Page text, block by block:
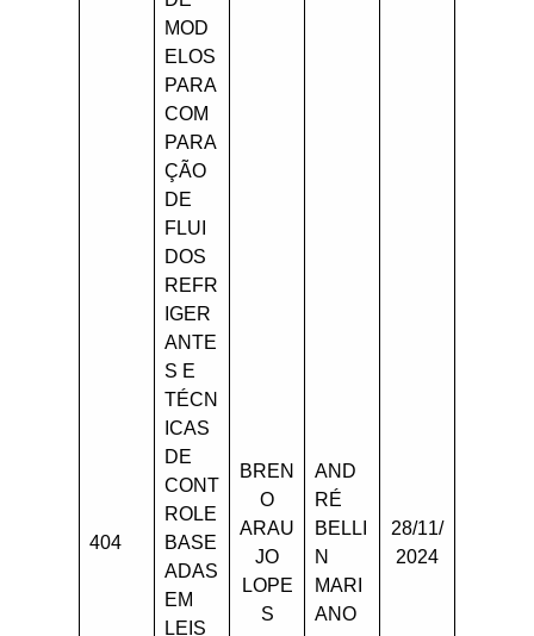
404
MOD
ELOS
PARA
COM
PARA
ÇÃO
DE
FLUI
DOS
REFR
IGER
ANTE
S E
TÉCN
ICAS
DE
CONT
ROLE
BASE
ADAS
EM
LEIS
BREN
O
ARAU
JO
LOPE
S
AND
RÉ
BELLI
N
MARI
ANO
28/11/
2024